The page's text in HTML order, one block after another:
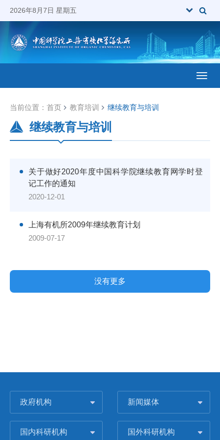
2026年8月7日 星期五
当前位置： 首页 教育培训 继续教育与培训
继续教育与培训
关于做好2020年度中国科学院继续教育网学时登
记工作的通知
2020-12-01
上海有机所2009年继续教育计划
2009-07-17
没有更多
政府机构 新闻媒体
国内科研机构 国外科研机构